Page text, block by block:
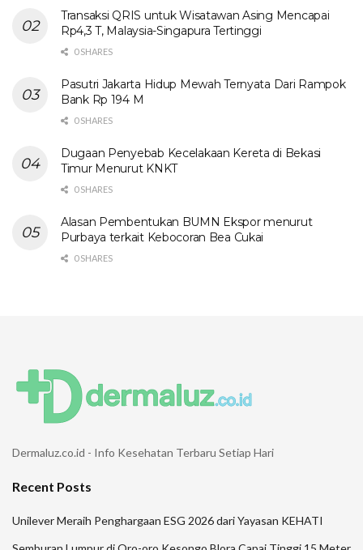
Transaksi QRIS untuk Wisatawan Asing Mencapai
Rp4,3 T, Malaysia-Singapura Tertinggi
0 SHARES
Pasutri Jakarta Hidup Mewah Ternyata Dari Rampok
Bank Rp 194 M
0 SHARES
Dugaan Penyebab Kecelakaan Kereta di Bekasi
Timur Menurut KNKT
0 SHARES
Alasan Pembentukan BUMN Ekspor menurut
Purbaya terkait Kebocoran Bea Cukai
0 SHARES
Dermaluz.co.id - Info Kesehatan Terbaru Setiap Hari
Recent Posts
Unilever Meraih Penghargaan ESG 2026 dari Yayasan KEHATI